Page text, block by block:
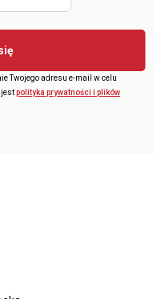
Twojego adresu e-mail w celu
jestpolityka prywatności i plików